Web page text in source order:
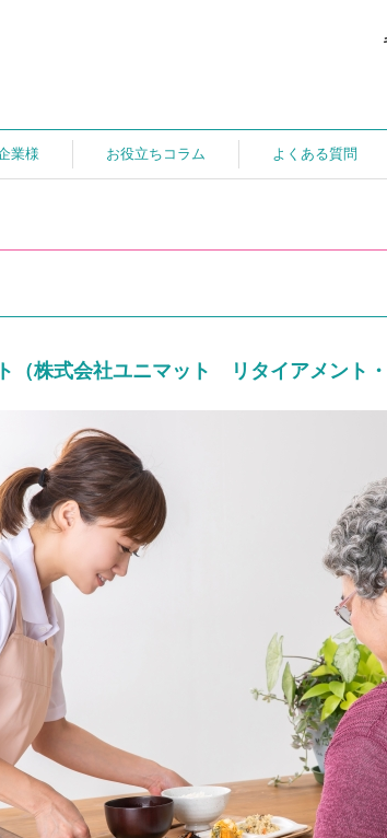
業様 お役立ちコラム よくある質問
（株式会社ユニマット リタイアメント